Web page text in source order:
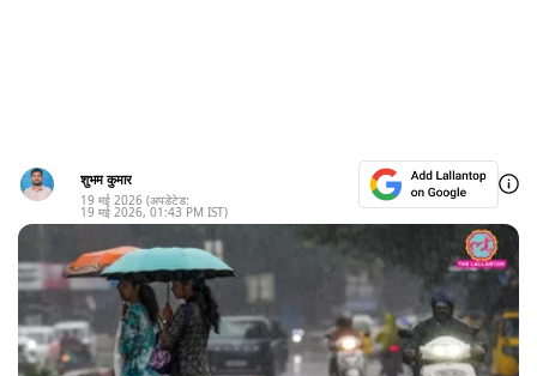
शुभम कुमार
19 मई 2026 (अपडेटेड:
19 मई 2026, 01:43 PM IST)